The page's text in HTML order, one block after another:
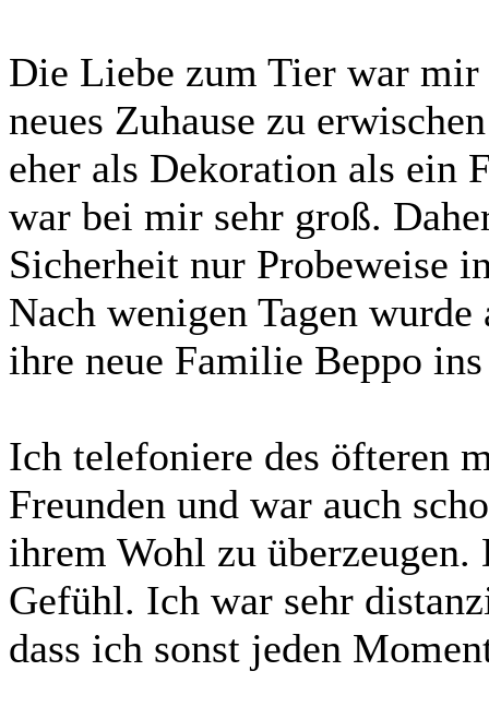
Die Liebe zum Tier war
neues Zuhause zu
eher als Dekoration als ein
war bei mir sehr groß.
Sicherheit nur Probeweise
Nach wenigen Tagen
ihre neue Familie Beppo
Ich telefoniere des öfteren
Freunden und war auch
ihrem Wohl zu
Gefühl. Ich war sehr
dass ich sonst jeden